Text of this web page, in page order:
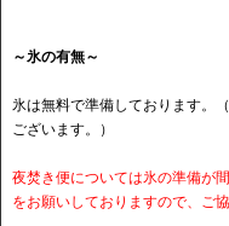
～氷の有無～
氷は無料で準備しております。
ございます。）
夜焚き便については氷の準備が
をお願いしておりますので、ご